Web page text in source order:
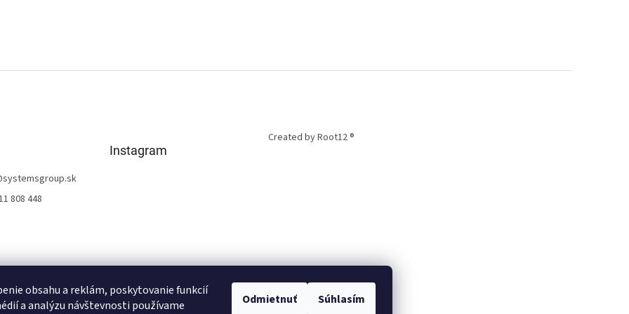
obsahu a reklám, poskytovanie funkcií
a analýzu návštevnosti používame
Odmietnuť Súhlasím
systemsgroup.sk
808 448
Instagram
Created by Root12 ®